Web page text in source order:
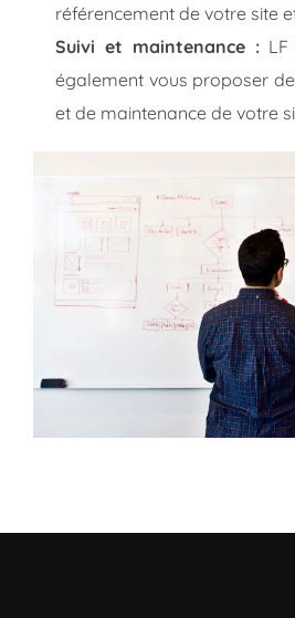
référencement de votre site
Suivi et maintenance :LF
également vous proposer
et de maintenance de votre